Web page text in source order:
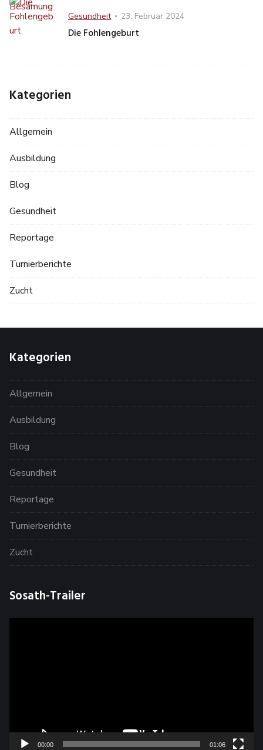
Category
Gesundheit
Posted
on
23. Februar 2024
Die Fohlengeburt
Kategorien
Allgemein
Ausbildung
Blog
Gesundheit
Reportage
Turnierberichte
Zucht
Kategorien
Allgemein
Ausbildung
Blog
Gesundheit
Reportage
Turnierberichte
Zucht
Sosath-Trailer
00:00 01:06